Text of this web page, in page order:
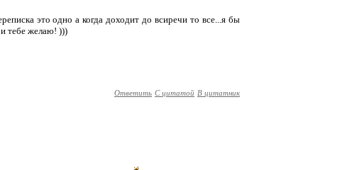
это одно а когда доходит до всиречи то все...я бы
тебе желаю! )))
Ответить С цитатой В цитатник